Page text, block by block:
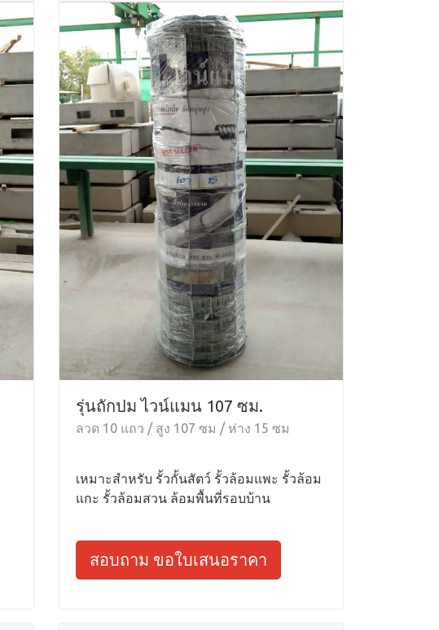
รุ่นถักปม ไวน์แมน 107 ซม.
ลวด 10 แถว / สูง 107 ซม / ห่าง 15 ซม
เหมาะสำหรับ รั้วกั้นสัตว์ รั้วล้อมแพะ รั้วล้อม
แกะ รั้วล้อมสวน ล้อมพื้นที่รอบบ้าน
สอบถาม ขอใบเสนอราคา